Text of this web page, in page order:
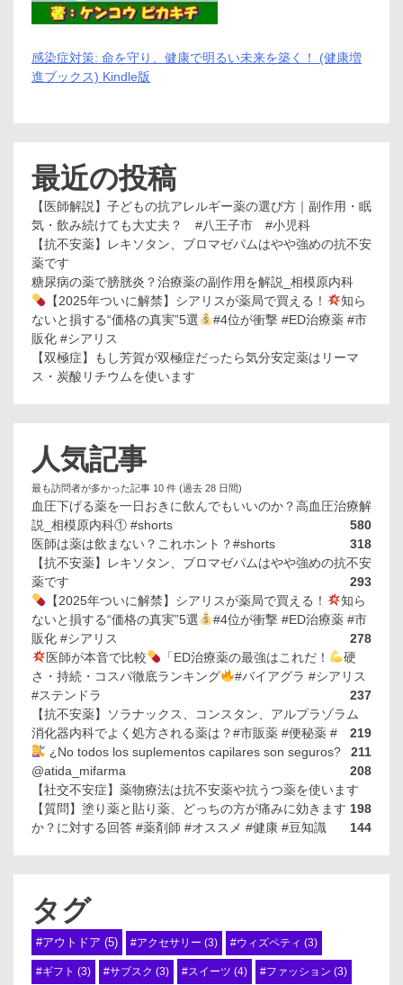
感染症対策: 命を守り、健康で明るい未来を築く！ (健康増
進ブックス) Kindle版
最近の投稿
【医師解説】子どもの抗アレルギー薬の選び方｜副作用・眠
気・飲み続けても大丈夫？ #八王子市 #小児科
【抗不安薬】レキソタン、ブロマゼパムはやや強めの抗不安
薬です
糖尿病の薬で膀胱炎？治療薬の副作用を解説_相模原内科
【2025年ついに解禁】シアリスが薬局で買える！
知ら
ないと損する“価格の真実”5選
#4位が衝撃 #ED治療薬 #市
販化 #シアリス
【双極症】もし芳賀が双極症だったら気分安定薬はリーマ
ス・炭酸リチウムを使います
人気記事
最も訪問者が多かった記事 10 件 (過去 28 日間)
血圧下げる薬を一日おきに飲んでもいいのか？高血圧治療解
説_相模原内科① #shorts
580
医師は薬は飲まない？これホント？#shorts
318
【抗不安薬】レキソタン、ブロマゼパムはやや強めの抗不安
薬です
293
【2025年ついに解禁】シアリスが薬局で買える！
知ら
ないと損する“価格の真実”5選
#4位が衝撃 #ED治療薬 #市
販化 #シアリス
278
医師が本音で比較
「ED治療薬の最強はこれだ！
硬
さ・持続・コスパ徹底ランキング
#バイアグラ #シアリス
#ステンドラ
237
【抗不安薬】ソラナックス、コンスタン、アルプラゾラム
219
消化器内科でよく処方される薬は？#市販薬 #便秘薬 #
211
¿No todos los suplementos capilares son seguros?
@atida_mifarma
208
【社交不安症】薬物療法は抗不安薬や抗うつ薬を使います
198
【質問】塗り薬と貼り薬、どっちの方が痛みに効きます
か？に対する回答 #薬剤師 #オススメ #健康 #豆知識
144
タグ
#アウトドア (5) #アクセサリー (3) #ウィズペティ (3)
#ギフト (3) #サブスク (3) #スイーツ (4) #ファッション (3)